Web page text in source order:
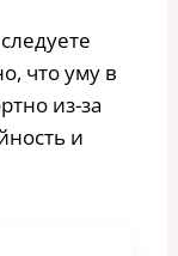
что уму в
из-за
и